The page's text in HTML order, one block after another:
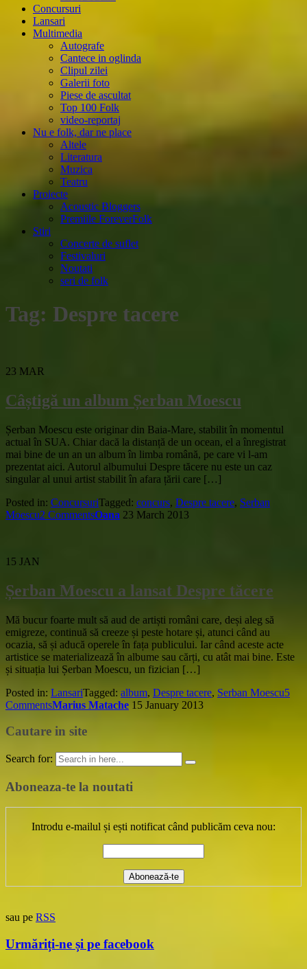
Concursuri
Lansari
Multimedia
Autografe
Cantece in oglinda
Clipul zilei
Galerii foto
Piese de ascultat
Top 100 Folk
video-reportaj
Nu e folk, dar ne place
Altele
Literatura
Muzica
Teatru
Proiecte
Acoustic Bloggers
Premiile ForeverFolk
Stiri
Concerte de suflet
Festivaluri
Noutati
seri de folk
Tag: Despre tacere
23 MAR
Câștigă un album Șerban Moescu
Șerban Moescu este originar din Baia-Mare, stabilit în momentul
actual în SUA. Chiar dacă la distanță de un ocean, el a înregistrat
mai bine de un an un album în limba română, pe care vi l-am
prezentat aici. Autorul albumului Despre tăcere nu este un caz
singular al unui artist stabilit în afara țării care […]
Posted in: ConcursuriTagged: concurs, Despre tacere, Serban
Moescu2 CommentsOana 23 March 2013
15 JAN
Șerban Moescu a lansat Despre tăcere
Mă bucur foarte mult să aud de artiști români care, deși aleg să
emigreze, continuă să creeze și peste hotare și, atunci când au
ocazia, să și aducă operele în fața publicului. Iar când aceste acte
artistice se materializează în albume sau cărți, cu atât mai bine. Este
și situația lui Șerban Moescu, un fizician […]
Posted in: LansariTagged: album, Despre tacere, Serban Moescu5
CommentsMarius Matache 15 January 2013
Cautare in site
Search for:
Aboneaza-te la noutati
Introdu e-mailul și ești notificat când publicăm ceva nou:
sau pe RSS
Urmăriți-ne și pe facebook